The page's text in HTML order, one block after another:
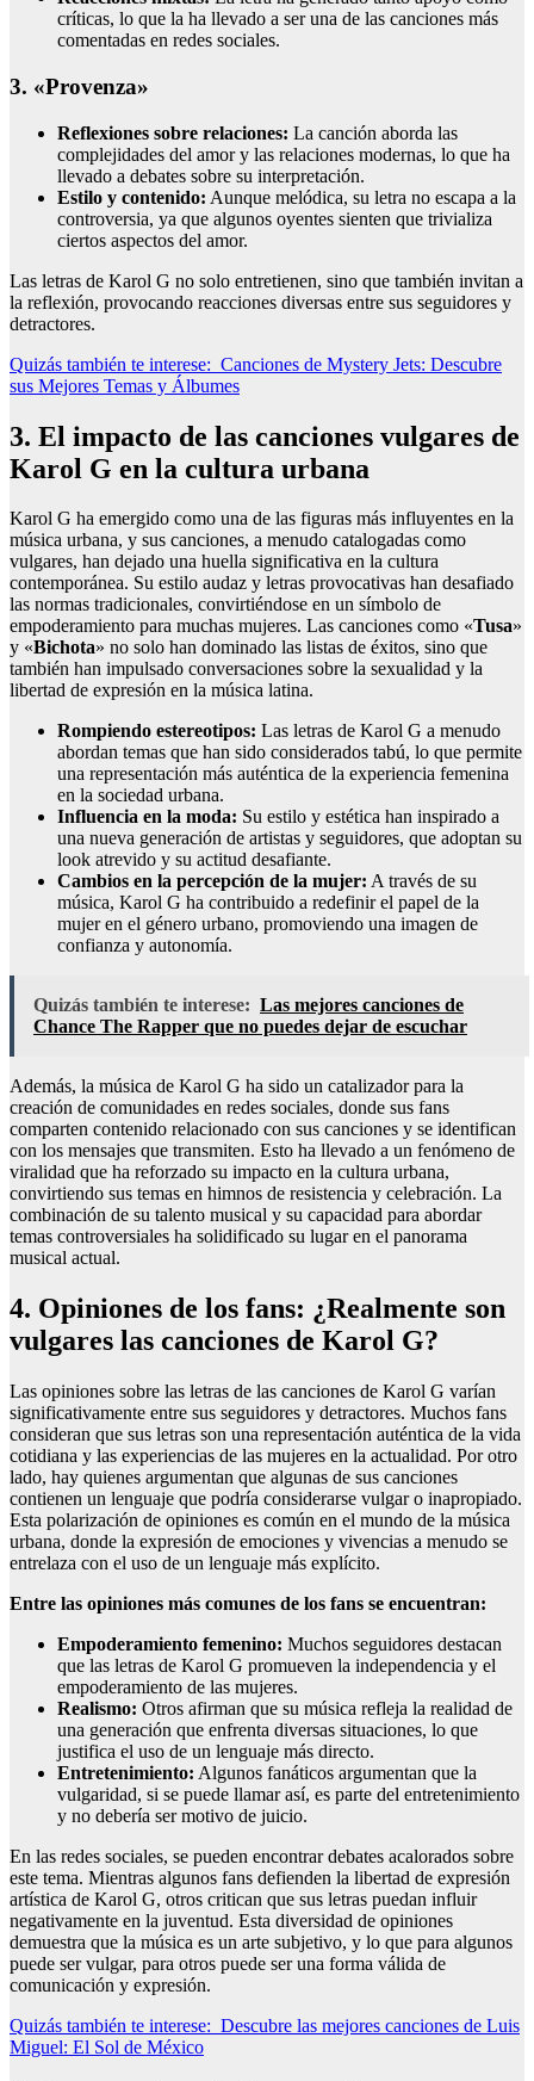
críticas, lo que la ha llevado a ser una de las canciones más
comentadas en redes sociales.
3. «Provenza»
Reflexiones sobre relaciones: La canción aborda las
complejidades del amor y las relaciones modernas, lo que ha
llevado a debates sobre su interpretación.
Estilo y contenido: Aunque melódica, su letra no escapa a la
controversia, ya que algunos oyentes sienten que trivializa
ciertos aspectos del amor.
Las letras de Karol G no solo entretienen, sino que también invitan a
la reflexión, provocando reacciones diversas entre sus seguidores y
detractores.
Quizás también te interese: Canciones de Mystery Jets: Descubre
sus Mejores Temas y Álbumes
3. El impacto de las canciones vulgares de
Karol G en la cultura urbana
Karol G ha emergido como una de las figuras más influyentes en la
música urbana, y sus canciones, a menudo catalogadas como
vulgares, han dejado una huella significativa en la cultura
contemporánea. Su estilo audaz y letras provocativas han desafiado
las normas tradicionales, convirtiéndose en un símbolo de
empoderamiento para muchas mujeres. Las canciones como «Tusa»
y «Bichota» no solo han dominado las listas de éxitos, sino que
también han impulsado conversaciones sobre la sexualidad y la
libertad de expresión en la música latina.
Rompiendo estereotipos: Las letras de Karol G a menudo
abordan temas que han sido considerados tabú, lo que permite
una representación más auténtica de la experiencia femenina
en la sociedad urbana.
Influencia en la moda: Su estilo y estética han inspirado a
una nueva generación de artistas y seguidores, que adoptan su
look atrevido y su actitud desafiante.
Cambios en la percepción de la mujer: A través de su
música, Karol G ha contribuido a redefinir el papel de la
mujer en el género urbano, promoviendo una imagen de
confianza y autonomía.
Quizás también te interese: Las mejores canciones de
Chance The Rapper que no puedes dejar de escuchar
Además, la música de Karol G ha sido un catalizador para la
creación de comunidades en redes sociales, donde sus fans
comparten contenido relacionado con sus canciones y se identifican
con los mensajes que transmiten. Esto ha llevado a un fenómeno de
viralidad que ha reforzado su impacto en la cultura urbana,
convirtiendo sus temas en himnos de resistencia y celebración. La
combinación de su talento musical y su capacidad para abordar
temas controversiales ha solidificado su lugar en el panorama
musical actual.
4. Opiniones de los fans: ¿Realmente son
vulgares las canciones de Karol G?
Las opiniones sobre las letras de las canciones de Karol G varían
significativamente entre sus seguidores y detractores. Muchos fans
consideran que sus letras son una representación auténtica de la vida
cotidiana y las experiencias de las mujeres en la actualidad. Por otro
lado, hay quienes argumentan que algunas de sus canciones
contienen un lenguaje que podría considerarse vulgar o inapropiado.
Esta polarización de opiniones es común en el mundo de la música
urbana, donde la expresión de emociones y vivencias a menudo se
entrelaza con el uso de un lenguaje más explícito.
Entre las opiniones más comunes de los fans se encuentran:
Empoderamiento femenino: Muchos seguidores destacan
que las letras de Karol G promueven la independencia y el
empoderamiento de las mujeres.
Realismo: Otros afirman que su música refleja la realidad de
una generación que enfrenta diversas situaciones, lo que
justifica el uso de un lenguaje más directo.
Entretenimiento: Algunos fanáticos argumentan que la
vulgaridad, si se puede llamar así, es parte del entretenimiento
y no debería ser motivo de juicio.
En las redes sociales, se pueden encontrar debates acalorados sobre
este tema. Mientras algunos fans defienden la libertad de expresión
artística de Karol G, otros critican que sus letras puedan influir
negativamente en la juventud. Esta diversidad de opiniones
demuestra que la música es un arte subjetivo, y lo que para algunos
puede ser vulgar, para otros puede ser una forma válida de
comunicación y expresión.
Quizás también te interese: Descubre las mejores canciones de Luis
Miguel: El Sol de México